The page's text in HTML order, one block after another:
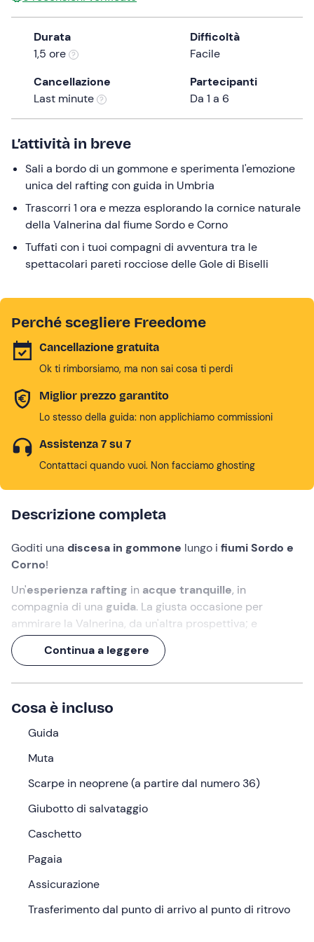
the
question
mark
the
shortcuts
for
changing
dates.
Durata
1,5 ore
Difficoltà
Facile
Cancellazione
Last minute
Partecipanti
Da 1 a 6
L’attività in breve
Sali a bordo di un gommone e sperimenta l'emozione
unica del rafting con guida in Umbria
Trascorri 1 ora e mezza esplorando la cornice naturale
della Valnerina dal fiume Sordo e Corno
Tuffati con i tuoi compagni di avventura tra le
spettacolari pareti rocciose delle Gole di Biselli
Perché scegliere Freedome
Cancellazione gratuita
Ok ti rimborsiamo, ma non sai cosa ti perdi
Miglior prezzo garantito
Lo stesso della guida: non applichiamo commissioni
Assistenza 7 su 7
Contattaci quando vuoi. Non facciamo ghosting
Descrizione completa
Goditi una discesa in gommone lungo i fiumi Sordo e
Corno!
Un'esperienza rafting in acque tranquille, in
compagnia di una guida. La giusta occasione per
ammirare la Valnerina, da un'altra prospettiva; e
immergerti (letteralmente) in questa splendida cornice
naturale con unasosta bagno
Per un totale di
divertirà tutta la famiglia!
selezionato nel punto di ritrovo aSerravalle (PG)
sono la tua
guida e ti accompagnerò in questa
vestizione. Ci avvieremo dunque verso il punto
d'imbarco, che dista solo 50 metri a piedi dal centro
briefingti insegnerò i comandi e le indicazioni da
Continua a leggere
Cosa è incluso
Guida
Muta
Scarpe in neoprene (a partire dal numero 36)
Giubotto di salvataggio
Caschetto
Pagaia
Assicurazione
Trasferimento dal punto di arrivo al punto di ritrovo